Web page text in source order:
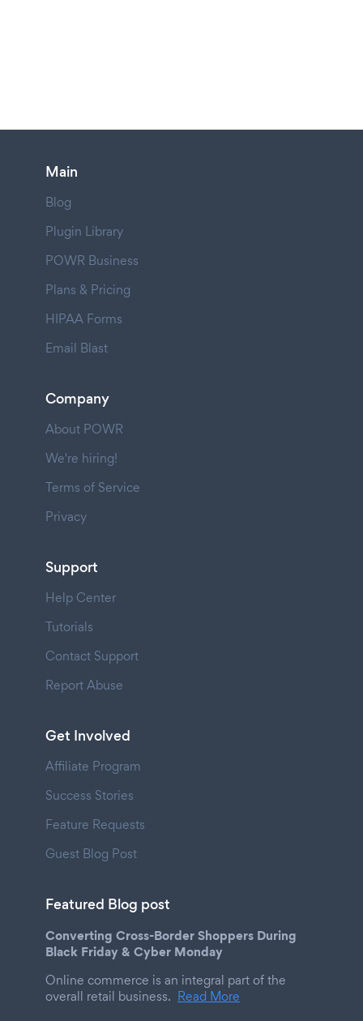
Main
Blog
Plugin Library
POWR Business
Plans & Pricing
HIPAA Forms
Email Blast
Company
About POWR
We're hiring!
Terms of Service
Privacy
Support
Help Center
Tutorials
Contact Support
Report Abuse
Get Involved
Affiliate Program
Success Stories
Feature Requests
Guest Blog Post
Featured Blog post
Converting Cross-Border Shoppers During
Black Friday & Cyber Monday
Online commerce is an integral part of the
overall retail business. Read More